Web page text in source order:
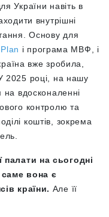
України навіть в
внутрішні
Основу для
і програма МВФ, і
вже зробила,
2025 році, на нашу
на вдосконаленні
контролю та
коштів, зокрема
на сьогодні
вона є
країни. Але її